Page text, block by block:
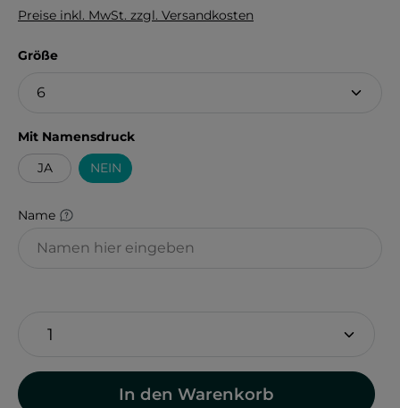
Preise inkl. MwSt. zzgl. Versandkosten
Größeauswählen
Mit Namensdruckauswählen
JA
NEIN
Name
In den Warenkorb